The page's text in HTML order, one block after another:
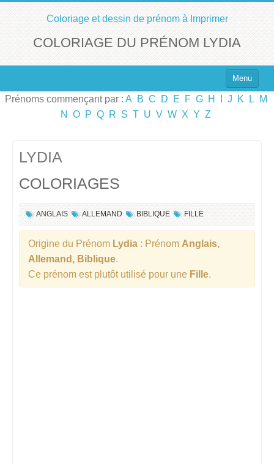
Coloriage et dessin de prénom à Imprimer
COLORIAGE DU PRÉNOM LYDIA
Menu
Top 100 des Prénoms
Prénoms commençant par : A B C D E F G H J K L
M
N
O P Q R S T U V W X Y Z
LYDIA
COLORIAGES
ANGLAIS ALLEMAND BIBLIQUE FILLE
Origine du Prénom Lydia : Prénom Anglais,
Allemand, Biblique.
Ce prénom est plutôt utilisé pour une Fille.